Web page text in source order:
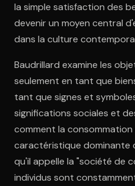
la simple satisfaction des
devenir un moyen central
dans la culture
Baudrillard examine les
seulement en tant que
tant que signes et
significations sociales et
comment la
caractéristique dominante
qu'il appelle la "société de
individus sont